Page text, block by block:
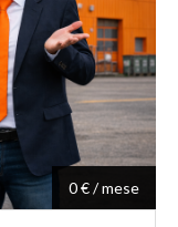
0 € / mese